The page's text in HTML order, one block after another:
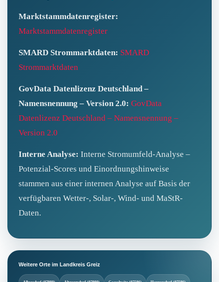
Marktstammdatenregister:
Marktstammdatenregister
SMARD Strommarktdaten: SMARD
Strommarktdaten
GovData Datenlizenz Deutschland –
Namensnennung – Version 2.0: GovData
Datenlizenz Deutschland – Namensnennung –
Version 2.0
Interne Analyse: Interne Stromumfeld-Analyse –
Potenzial-Scores und Einordnungshinweise
stammen aus einer internen Analyse auf Basis der
verfügbaren Wetter-, Solar-, Wind- und MaStR-
Daten.
Weitere Orte im Landkreis Greiz